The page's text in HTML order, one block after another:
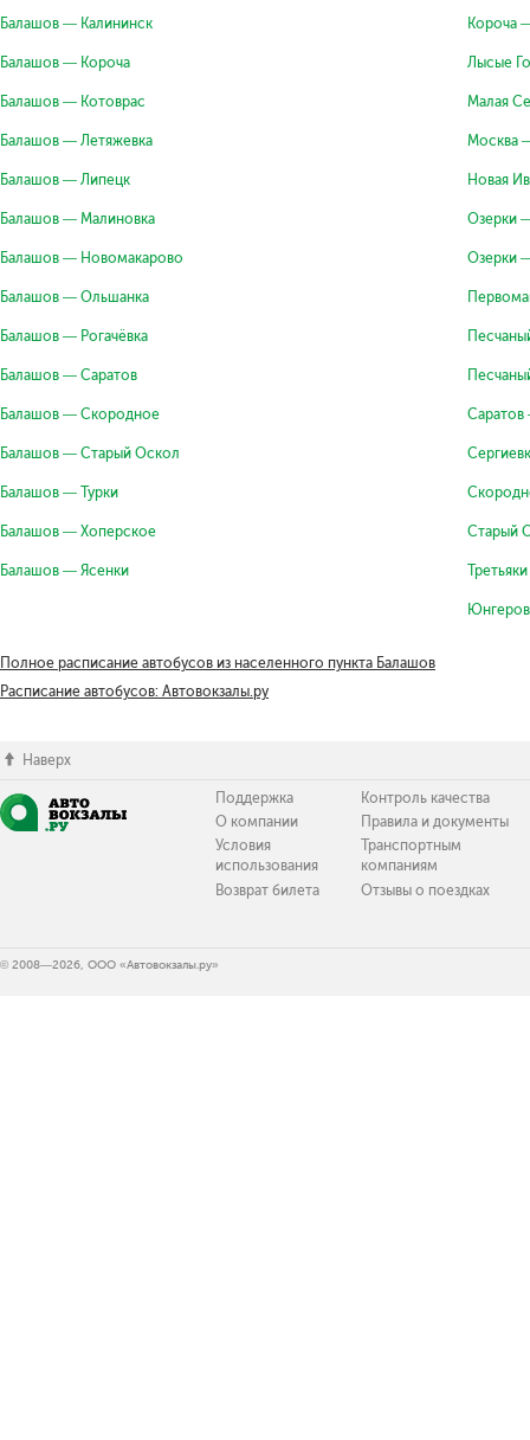
Балашов — Калининск
Балашов — Короча
Балашов — Котоврас
Балашов — Летяжевка
Балашов — Липецк
Балашов — Малиновка
Балашов — Новомакарово
Балашов — Ольшанка
Балашов — Рогачёвка
Балашов — Саратов
Балашов — Скородное
Балашов — Старый Оскол
Балашов — Турки
Балашов — Хоперское
Балашов — Ясенки
Короча
Лысые
Малая
Москва
Новая
Озерки
Озерки
Старый
Полное расписание автобусов из населенного пункта Балашов
Расписание автобусов: Автовокзалы.ру
Наверх
Поддержка
О компании
Условия
использования
Возврат билета
Контроль качества
Правила и документы
Транспортным
компаниям
Отзывы о поездках
© 2008—2026, ООО «Автовокзалы.ру»